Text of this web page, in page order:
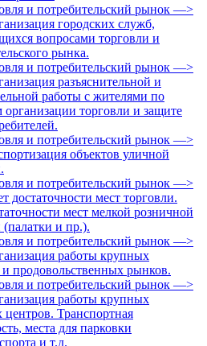
и потребительский рынок —>
городских служб,
вопросами торговли и
рынка.
и потребительский рынок —>
разъяснительной и
работы с жителями по
организации торговли и защите
и потребительский рынок —>
объектов уличной
и потребительский рынок —>
достаточности мест торговли.
мест мелкой розничной
(палатки и пр.).
и потребительский рынок —>
работы крупных
продовольственных рынков.
и потребительский рынок —>
работы крупных
центров. Транспортная
места для парковки
и т.д.